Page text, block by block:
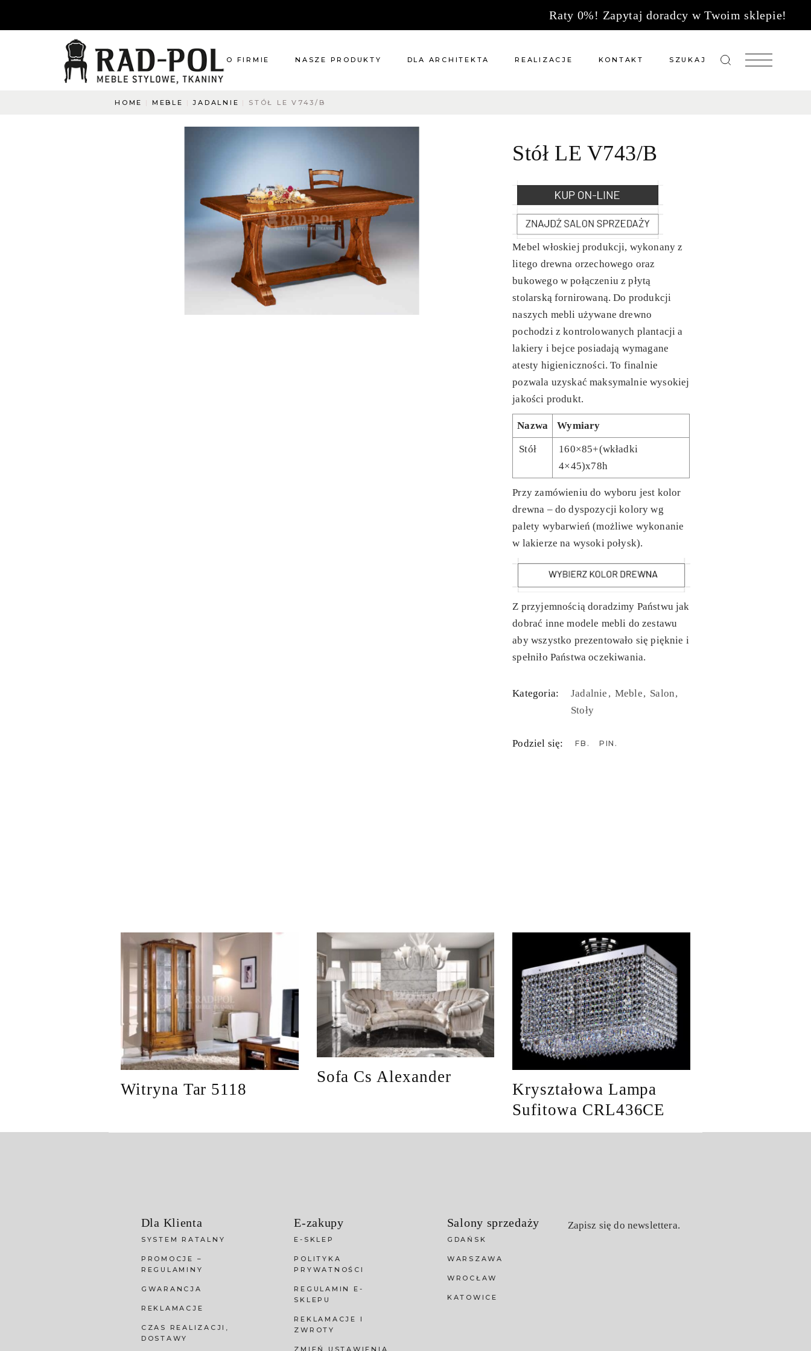
Raty 0%! Zapytaj doradcy w Twoim sklepie!
O FIRMIE
Napisz do nas
NASZE PRODUKTY
Kuchnie
Dodatki
Tkaniny
Katalog
DLA ARCHITEKTA REALIZACJE KONTAKT
Kuchnie
SZUKAJ
HOME MEBLE JADALNIE STÓŁ LE V743/B
Stół LE V743/B
Mebel włoskiej produkcji, wykonany z
litego drewna orzechowego oraz
bukowego w połączeniu z płytą
stolarską fornirowaną. Do produkcji
naszych mebli używane drewno
pochodzi z kontrolowanych plantacji a
lakiery i bejce posiadają wymagane
atesty higieniczności. To finalnie
pozwala uzyskać maksymalnie wysokiej
jakości produkt.
Nazwa Wymiary
Stół
160×85+(wkładki
4×45)x78h
Przy zamówieniu do wyboru jest kolor
drewna – do dyspozycji kolory wg
palety wybarwień (możliwe wykonanie
w lakierze na wysoki połysk).
Z przyjemnością doradzimy Państwu jak
dobrać inne modele mebli do zestawu
aby wszystko prezentowało się pięknie i
spełniło Państwa oczekiwania.
Kategoria: Jadalnie Meble Salon
Stoły
Podziel się: FB PIN
Witryna Tar 5118
Sofa Cs Alexander
Kryształowa Lampa
Sufitowa CRL436CE
Dla Klienta
SYSTEM RATALNY
PROMOCJE –
REGULAMINY
GWARANCJA
REKLAMACJE
CZAS REALIZACJI,
DOSTAWY
E-zakupy
E-SKLEP
POLITYKA
PRYWATNOŚCI
REGULAMIN E-
SKLEPU
REKLAMACJE I
ZWROTY
ZMIEŃ USTAWIENIA
Salony sprzedaży
GDAŃSK
WARSZAWA
WROCŁAW
KATOWICE
Zapisz się do newslettera.